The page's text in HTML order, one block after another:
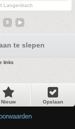
Langenbach
9
te slepen
links
Nieuw Opslaan